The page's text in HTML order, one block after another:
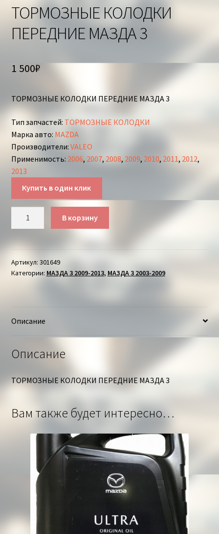
ТОРМОЗНЫЕ КОЛОДКИ
ПЕРЕДНИЕ МАЗДА 3
1 500₽
ТОРМОЗНЫЕ КОЛОДКИ ПЕРЕДНИЕ МАЗДА 3
Тип запчастей: ТОРМОЗНЫЕ КОЛОДКИ
Марка авто: MAZDA
Производители: VALEO
Применимость: 2006, 2007, 2008, 2009, 2010, 2011, 2012,
2013
Купить в один клик
КОЛОДКИ
ПЕРЕДНИЕ
МАЗДА
В корзину
Артикул: 301649
Категории: МАЗДА 3 2009-2013, МАЗДА 3 2003-2009
Описание
Описание
ТОРМОЗНЫЕ КОЛОДКИ ПЕРЕДНИЕ МАЗДА 3
Вам также будет интересно…